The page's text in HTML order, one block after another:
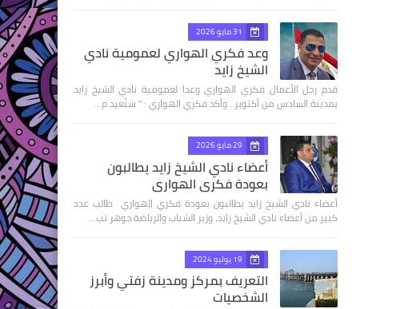
31 مايو 2026
وعد فكري الهواري لعمومية نادي
الشيخ زايد
قدم رجل الأعمال فكري الهواري وعدا لعمومية نادي الشيخ زايد
بمدينة السادس من أكتوبر . وأكد فكري الهواري : " سنُعيد م…
29 مايو 2026
أعضاء نادي الشيخ زايد يطالبون
بعودة فكري الهواري
أعضاء نادي الشيخ زايد يطالبون بعودة فكري الهواري طالب عدد
كبير من أعضاء نادي الشيخ زايد، وزير الشباب والرياضة جوهر نب…
19 يوليو 2024
التعريف بمركز ومدينة زفتي وأبرز
الشخصيات